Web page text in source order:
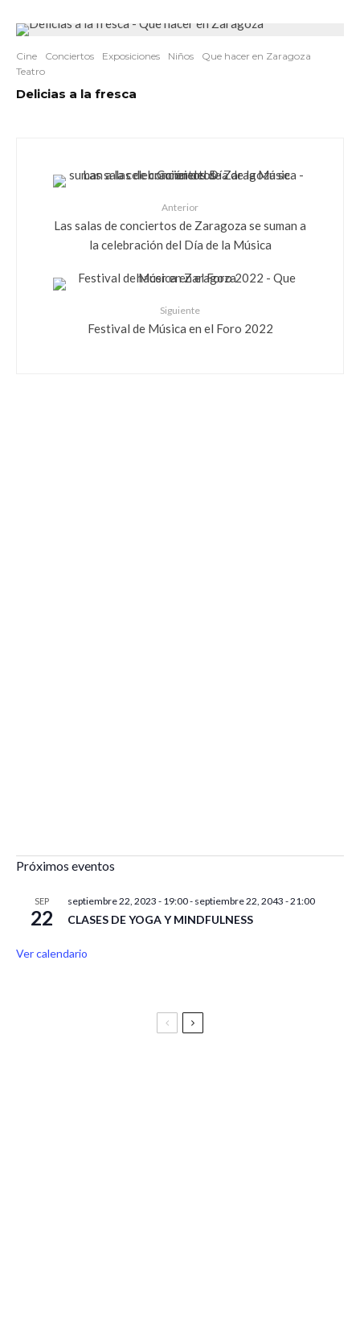
Cine Conciertos Exposiciones Niños
Que hacer en Zaragoza
Teatro
Delicias a la fresca
Anterior
Las salas de conciertos de Zaragoza se suman a
la celebración del Día de la Música
Siguiente
Festival de Música en el Foro 2022
Próximos eventos
SEP
22
septiembre 22, 2023 - 19:00- septiembre 22, 2043 - 21:00
CLASES DE YOGA Y MINDFULNESS
Ver calendario